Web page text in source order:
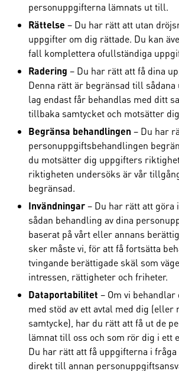
personuppgifterna lämnats ut till.
Rättelse – Du har rätt att utan
uppgifter om dig rättade. Du kan
fall komplettera ofullständiga
Radering – Du har rätt att få dina
Denna rätt är begränsad till
lag endast får behandlas med ditt
tillbaka samtycket och motsätter
Begränsa behandlingen – Du har
personuppgiftsbehandlingen
du motsätter dig uppgifters
riktigheten undersöks är vår
begränsad.
Invändningar– Du har rätt att göra
sådan behandling av dina
baserat på vårt eller annans
sker måste vi, för att få fortsätta
tvingande berättigade skäl som
intressen, rättigheter och friheter.
Dataportabilitet – Om vi
med stöd av ett avtal med dig (eller
samtycke), har du rätt att få ut de
lämnat till oss och som rör dig i ett
Du har rätt att få uppgifterna i fråga
direkt till annan